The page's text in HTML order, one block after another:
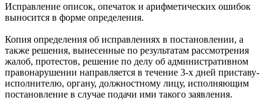
Исправление описок, опечаток и арифметических ошибок
выносится в форме определения.
Копия определения об исправлениях в постановлении, а
также решения, вынесенные по результатам рассмотрения
жалоб, протестов, решение по делу об административном
правонарушении направляется в течение 3-х дней приставу-
исполнителю, органу, должностному лицу, исполняющим
постановление в случае подачи ими такого заявления.